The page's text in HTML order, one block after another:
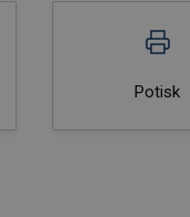
Potisk